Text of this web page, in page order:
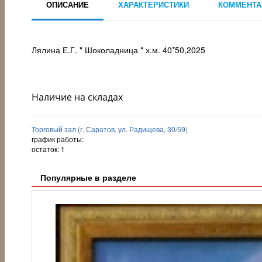
ОПИСАНИЕ ХАРАКТЕРИСТИКИ
Лялина Е.Г. " Шоколадница " х.м. 40*50,2025
Наличие на складах
Торговый зал (г. Саратов, ул. Радищева, 30/59)
график работы:
остаток: 1
Популярные в разделе